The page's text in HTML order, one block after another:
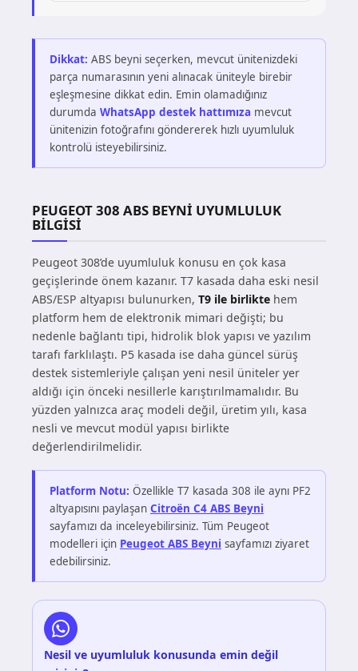
Dikkat: ABS beyni seçerken, mevcut ünitenizdeki
parça numarasının yeni alınacak üniteyle birebir
eşleşmesine dikkat edin. Emin olamadığınız
durumda WhatsApp destek hattımıza mevcut
ünitenizin fotoğrafını göndererek hızlı uyumluluk
kontrolü isteyebilirsiniz.
PEUGEOT 308 ABS BEYNI UYUMLULUK
BILGISI
Peugeot 308’de uyumluluk konusu en çok kasa
geçişlerinde önem kazanır. T7 kasada daha eski nesil
ABS/ESP altyapısı bulunurken, T9 ile birlikte hem
platform hem de elektronik mimari değişti; bu
nedenle bağlantı tipi, hidrolik blok yapısı ve yazılım
tarafı farklılaştı. P5 kasada ise daha güncel sürüş
destek sistemleriyle çalışan yeni nesil üniteler yer
aldığı için önceki nesillerle karıştırılmamalıdır. Bu
yüzden yalnızca araç modeli değil, üretim yılı, kasa
nesli ve mevcut modül yapısı birlikte
değerlendirilmelidir.
Platform Notu: Özellikle T7 kasada 308 ile aynı PF2
altyapısını paylaşan Citroën C4 ABS Beyni
sayfamızı da inceleyebilirsiniz. Tüm Peugeot
modelleri için Peugeot ABS Beyni sayfamızı ziyaret
edebilirsiniz.
Nesil ve uyumluluk konusunda emin değil